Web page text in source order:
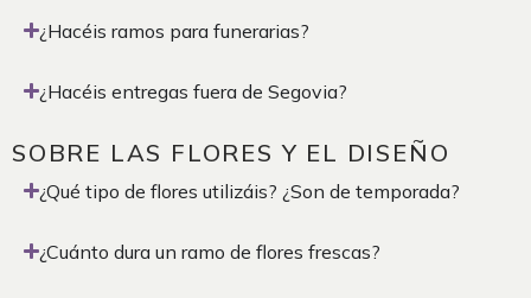
¿Hacéis ramos para funerarias?
¿Hacéis entregas fuera de Segovia?
SOBRE LAS FLORES Y EL DISEÑO
¿Qué tipo de flores utilizáis? ¿Son de temporada?
¿Cuánto dura un ramo de flores frescas?